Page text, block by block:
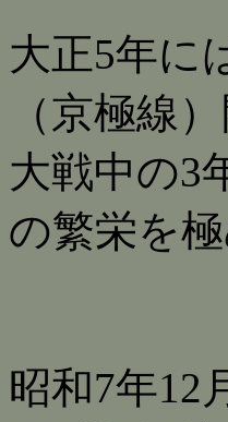
大正5年に
（京極線
大戦中の3
の繁栄を極
昭和7年12